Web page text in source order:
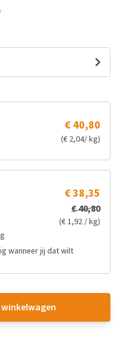
€ 40,80
(€ 2,04/ kg)
€ 38,35
€ 40,80
(€ 1,92 / kg)
wanneer jij dat wilt
winkelwagen